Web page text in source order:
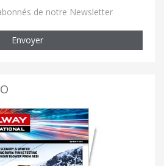
de notre Newsletter
Envoyer